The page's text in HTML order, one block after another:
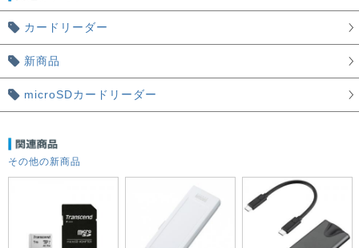
カードリーダー
新商品
microSDカードリーダー
その他の新商品